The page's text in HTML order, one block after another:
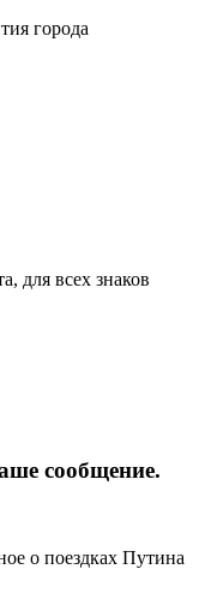
города
для всех знаков
сообщение.